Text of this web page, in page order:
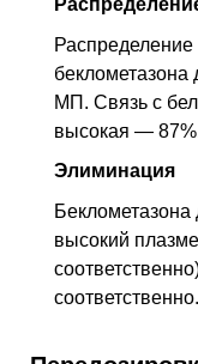
Распределение
МП. Связь с
высокая —
Элиминация
высокий
соответственно.